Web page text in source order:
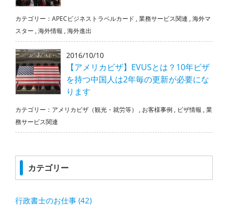
カテゴリー： APECビジネストラベルカード , 業務サービス関連 , 海外マ
スター , 海外情報 , 海外進出
2016/10/10
【アメリカビザ】EVUSとは？10年ビザ
を持つ中国人は2年毎の更新が必要にな
ります
カテゴリー： アメリカビザ（観光・就労等） , お客様事例 , ビザ情報 , 業
務サービス関連
カテゴリー
行政書士のお仕事 (42)